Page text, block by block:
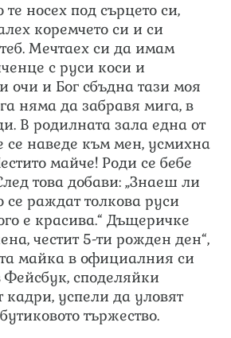
носех под сърцето си,
коремчето си и си
Мечтаех си да имам
с руси коси и
очи и Бог сбъдна тази моя
няма да забравя мига, в
В родилната зала една от
се наведе към мен, усмихна
майче! Роди се бебе
това добави: „Знаеш ли
се раждат толкова руси
е красива.“ Дъщеричке
честит 5-ти рожден ден“,
майка в официалния си
споделяйки
кадри, успели да уловят
тържество.